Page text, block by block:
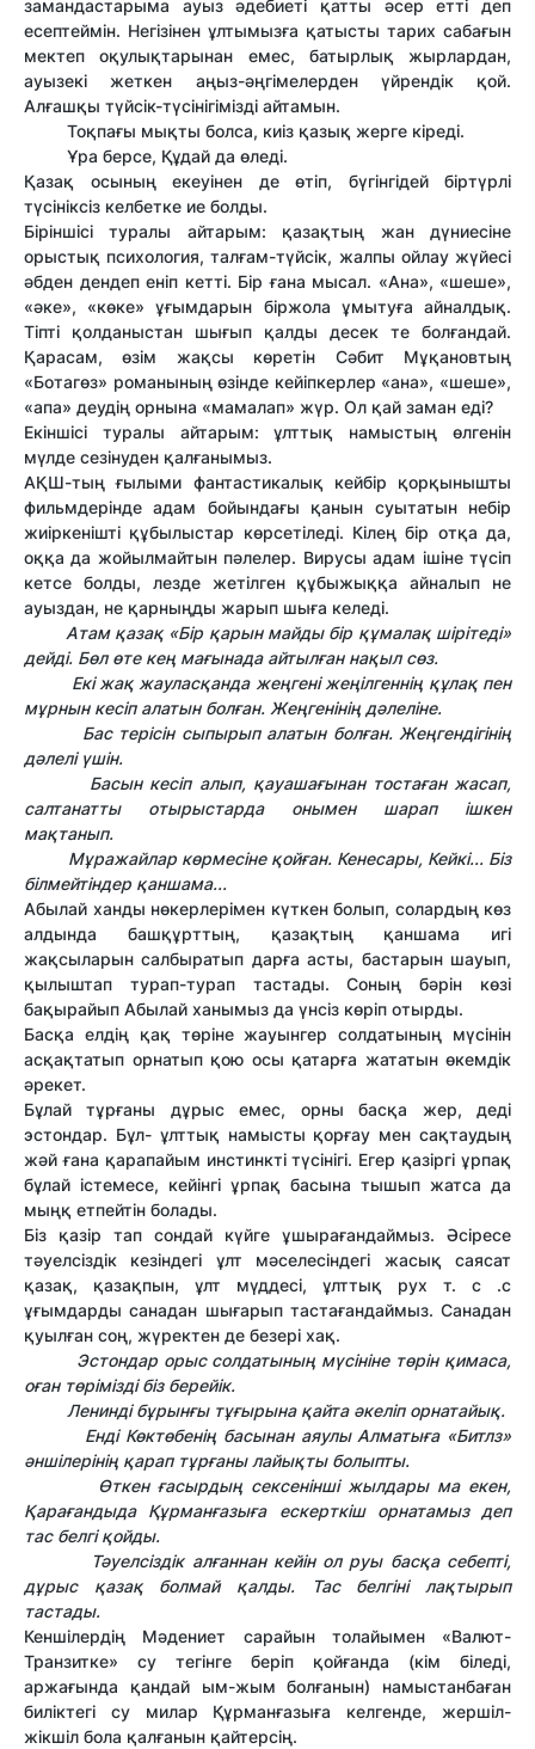
замандастарыма ауыз әдебиеті қатты әсер етті деп
есептеймін. Негізінен ұлтымызға қатысты тарих сабағын
мектеп оқулықтарынан емес, батырлық жырлардан,
ауызекі жеткен аңыз-әңгімелерден үйрендік қой.
Алғашқы түйсік-түсінігімізді айтамын.
Тоқпағы мықты болса, киіз қазық жерге кіреді.
Ұра берсе, Құдай да өледі.
Қазақ осының екеуінен де өтіп, бүгінгідей біртүрлі
түсініксіз келбетке ие болды.
Біріншісі туралы айтарым: қазақтың жан дүниесіне
орыстық психология, талғам-түйсік, жалпы ойлау жүйесі
әбден дендеп еніп кетті. Бір ғана мысал. «Ана», «шеше»,
«әке», «көке» ұғымдарын біржола ұмытуға айналдық.
Тіпті қолданыстан шығып қалды десек те болғандай.
Қарасам, өзім жақсы көретін Сәбит Мұқановтың
«Ботагөз» романының өзінде кейіпкерлер «ана», «шеше»,
«апа» деудің орнына «мамалап» жүр. Ол қай заман еді?
Екіншісі туралы айтарым: ұлттық намыстың өлгенін
мүлде сезінуден қалғанымыз.
АҚШ-тың ғылыми фантастикалық кейбір қорқынышты
фильмдерінде адам бойындағы қанын суытатын небір
жиіркенішті құбылыстар көрсетіледі. Кілең бір отқа да,
оққа да жойылмайтын пәлелер. Вирусы адам ішіне түсіп
кетсе болды, лезде жетілген құбыжыққа айналып не
ауыздан, не қарныңды жарып шыға келеді.
Атам қазақ «Бір қарын майды бір құмалақ шірітеді»
дейді. Бөл өте кең мағынада айтылған нақыл сөз.
Екі жақ жауласқанда жеңгені жеңілгеннің құлақ пен
мұрнын кесіп алатын болған. Жеңгенінің дәлеліне.
Бас терісін сыпырып алатын болған. Жеңгендігінің
дәлелі үшін.
Басын кесіп алып, қауашағынан тостаған жасап,
салтанатты отырыстарда онымен шарап ішкен
мақтанып.
Мұражайлар көрмесіне қойған. Кенесары, Кейкі... Біз
білмейтіндер қаншама...
Абылай ханды нөкерлерімен күткен болып, солардың көз
алдында башқұрттың, қазақтың қаншама игі
жақсыларын салбыратып дарға асты, бастарын шауып,
қылыштап турап-турап тастады. Соның бәрін көзі
бақырайып Абылай ханымыз да үнсіз көріп отырды.
Басқа елдің қақ төріне жауынгер солдатының мүсінін
асқақтатып орнатып қою осы қатарға жататын өкемдік
әрекет.
Бұлай тұрғаны дұрыс емес, орны басқа жер, деді
эстондар. Бұл- ұлттық намысты қорғау мен сақтаудың
жәй ғана қарапайым инстинкті түсінігі. Егер қазіргі ұрпақ
бұлай істемесе, кейінгі ұрпақ басына тышып жатса да
мыңқ етпейтін болады.
Біз қазір тап сондай күйге ұшырағандаймыз. Әсіресе
тәуелсіздік кезіндегі ұлт мәселесіндегі жасық саясат
қазақ, қазақпын, ұлт мүддесі, ұлттық рух т. с .с
ұғымдарды санадан шығарып тастағандаймыз. Санадан
қуылған соң, жүректен де безері хақ.
Эстондар орыс солдатының мүсініне төрін қимаса,
оған төрімізді біз берейік.
Ленинді бұрынғы тұғырына қайта әкеліп орнатайық.
Енді Көктөбенің басынан аяулы Алматыға «Битлз»
әншілерінің қарап тұрғаны лайықты болыпты.
Өткен ғасырдың сексенінші жылдары ма екен,
Қарағандыда Құрманғазыға ескерткіш орнатамыз деп
тас белгі қойды.
Тәуелсіздік алғаннан кейін ол руы басқа себепті,
дұрыс қазақ болмай қалды. Тас белгіні лақтырып
тастады.
Кеншілердің Мәдениет сарайын толайымен «Валют-
Транзитке» су тегінге беріп қойғанда (кім біледі,
аржағында қандай ым-жым болғанын) намыстанбаған
биліктегі су милар Құрманғазыға келгенде, жершіл-
жікшіл бола қалғанын қайтерсің.